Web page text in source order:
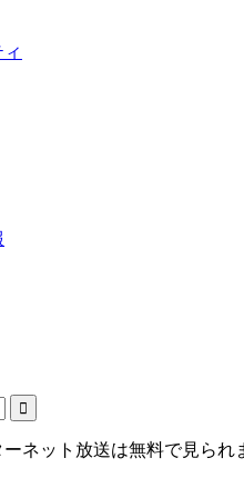
ネット放送は無料で見られ